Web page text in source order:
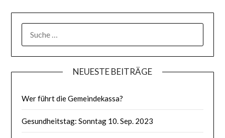
NACH:
NEUESTE BEITRÄGE
Wer führt die Gemeindekassa?
Gesundheitstag: Sonntag 10. Sep. 2023